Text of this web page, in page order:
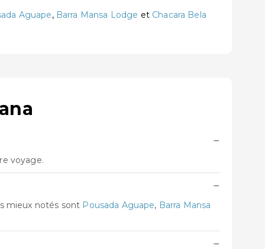
Aguape, Barra Mansa Lodge et Chacara Bela
−
voyage.
−
mieux notés sont Pousada Aguape, Barra Mansa
−